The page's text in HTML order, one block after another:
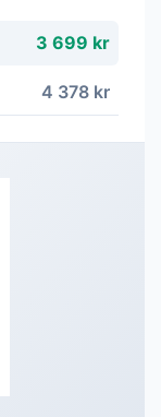
3 699 kr
4 378 kr